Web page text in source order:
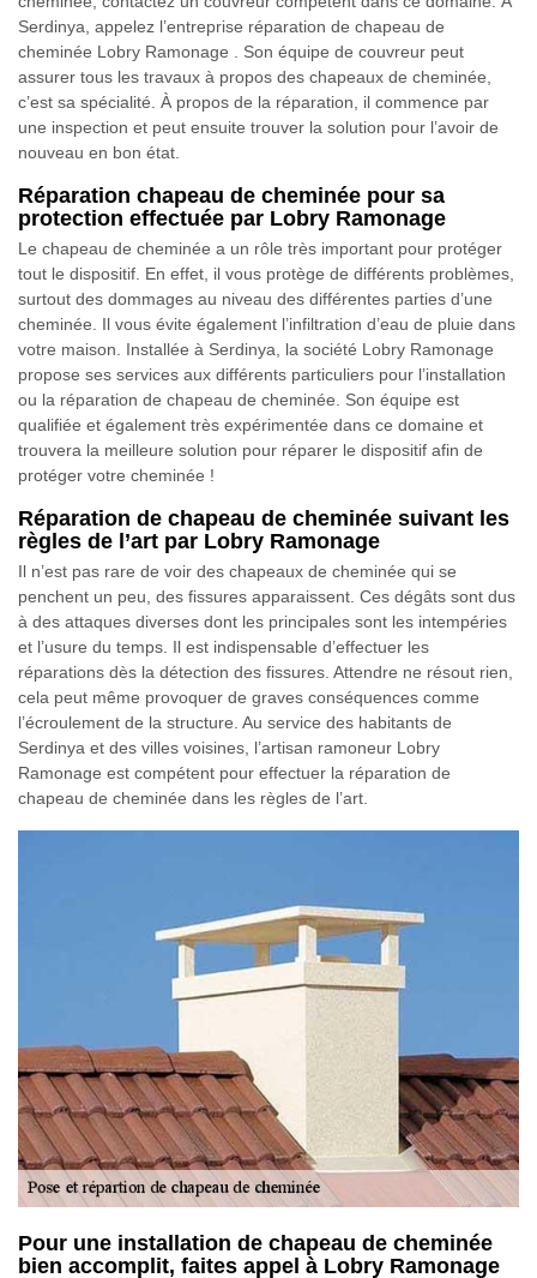
Serdinya, appelez l’entreprise réparation de chapeau de
cheminée Lobry Ramonage . Son équipe de couvreur peut
assurer tous les travaux à propos des chapeaux de cheminée,
c’est sa spécialité. À propos de la réparation, il commence par
une inspection et peut ensuite trouver la solution pour l’avoir de
nouveau en bon état.
Réparation chapeau de cheminée pour sa
protection effectuée par Lobry Ramonage
Le chapeau de cheminée a un rôle très important pour protéger
tout le dispositif. En effet, il vous protège de différents problèmes,
surtout des dommages au niveau des différentes parties d’une
cheminée. Il vous évite également l’infiltration d’eau de pluie dans
votre maison. Installée à Serdinya, la société Lobry Ramonage
propose ses services aux différents particuliers pour l’installation
ou la réparation de chapeau de cheminée. Son équipe est
qualifiée et également très expérimentée dans ce domaine et
trouvera la meilleure solution pour réparer le dispositif afin de
protéger votre cheminée !
Réparation de chapeau de cheminée suivant les
règles de l’art par Lobry Ramonage
Il n’est pas rare de voir des chapeaux de cheminée qui se
penchent un peu, des fissures apparaissent. Ces dégâts sont dus
à des attaques diverses dont les principales sont les intempéries
et l’usure du temps. Il est indispensable d’effectuer les
réparations dès la détection des fissures. Attendre ne résout rien,
cela peut même provoquer de graves conséquences comme
l’écroulement de la structure. Au service des habitants de
Serdinya et des villes voisines, l’artisan ramoneur Lobry
Ramonage est compétent pour effectuer la réparation de
chapeau de cheminée dans les règles de l’art.
Pour une installation de chapeau de cheminée
bien accomplit, faites appel à Lobry Ramonage